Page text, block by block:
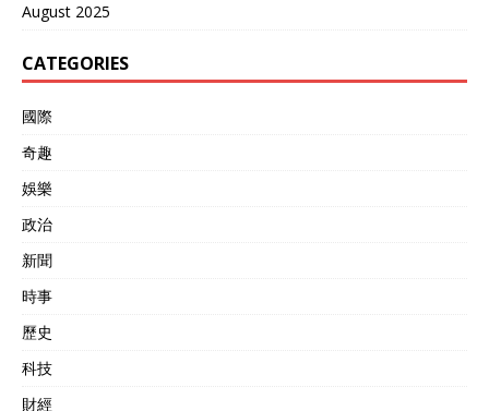
August 2025
CATEGORIES
國際
奇趣
娛樂
政治
新聞
時事
歷史
科技
財經